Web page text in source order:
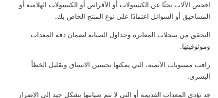
افحص الآلات بحثًا عن الكبسولات أو الأقراص أو الكبسولات الهلامية أو
المساحيق أو السوائل اعتمادًا على نوع المنتج الخاص بك.
التحقق من سجلات المعايرة وجداول الصيانة لضمان دقة المعدات
وموثوقيتها.
راقب مستويات الأتمتة، التي يمكنها تحسين الاتساق وتقليل الخطأ
البشري.
قد تؤدي المعدات القديمة أو التي لا تتم صيانتها بشكل جيد إلى الإضرار